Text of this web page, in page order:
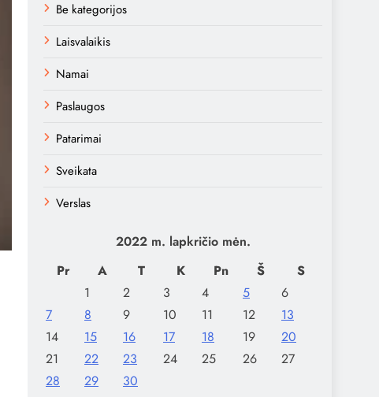
Be kategorijos
Laisvalaikis
Namai
Paslaugos
Patarimai
Sveikata
Verslas
2022 m. lapkričio mėn.
Pr
A T K Pn Š
S
1
2 3 4 5
6
7
8 9 10 11 12
13
14
15 16 17 18 19
20
21
22 23 24 25 26
27
28
29 30